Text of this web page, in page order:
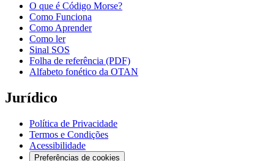
O que é Código Morse?
Como Funciona
Como Aprender
Como ler
Sinal SOS
Folha de referência (PDF)
Alfabeto fonético da OTAN
Jurídico
Política de Privacidade
Termos e Condições
Acessibilidade
Preferências de cookies